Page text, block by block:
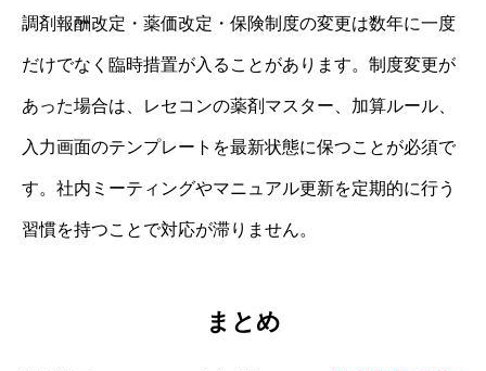
調剤報酬改定・薬価改定・保険制度の変更は数年に一度
だけでなく臨時措置が入ることがあります。制度変更が
あった場合は、レセコンの薬剤マスター、加算ルール、
入力画面のテンプレートを最新状態に保つことが必須で
す。社内ミーティングやマニュアル更新を定期的に行う
習慣を持つことで対応が滞りません。
まとめ